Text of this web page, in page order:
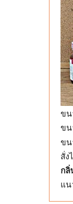
ขน
ขน
ขน
สั่ง
กลิ่
แน